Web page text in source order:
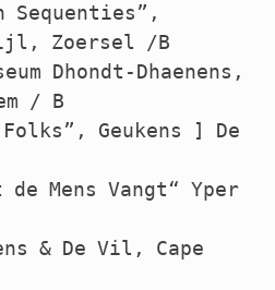
Sequenties”,
Zoersel /B
Dhondt-Dhaenens,
/ B
Geukens ] De
de Mens Vangt“ Yper
& De Vil, Cape